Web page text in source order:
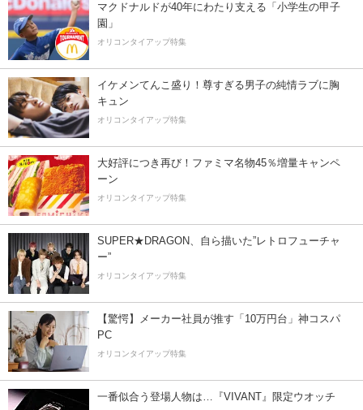
マクドナルドが40年にわたり支える「小学生の甲子
園」
オリコンタイアップ特集
イケメンてんこ盛り！尊すぎる男子の純情ラブに胸
キュン
オリコンタイアップ特集
大好評につき再び！ファミマ名物45％増量キャンペ
ーン
オリコンタイアップ特集
SUPER★DRAGON、自ら描いた”レトロフューチャ
ー”
オリコンタイアップ特集
【驚愕】メーカー社員が推す「10万円台」神コスパ
PC
オリコンタイアップ特集
一番似合う登場人物は…『VIVANT』限定ウオッチ